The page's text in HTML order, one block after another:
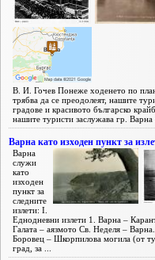
В. И. Гочев Понеже ходенето по
трябва да се преодолеят, нашите
градове и красивото българско
нашите туристи заслужава гр. Варна
Варна като изходен пункт за
Варна
служи
като
изходен
пункт за
следните
излети: I.
Еднодневни излети 1. Варна –
Галата – аязмото Св. Неделя –
Боровец – Шкорпилова могила (от
град, за ...